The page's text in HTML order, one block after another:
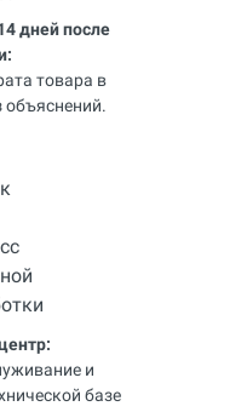
дней после
товара в
объяснений.
и
базе